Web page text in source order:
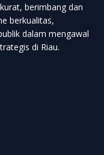
berimbang dan
berkualitas,
dalam mengawal
di Riau.